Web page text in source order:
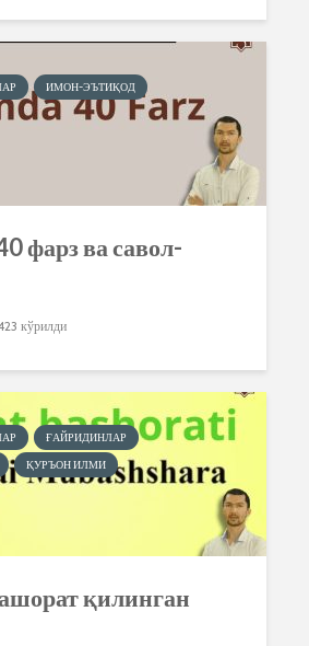
ИМОН-ЭЪТИҚОД
фарз ва савол-
кўрилди
ҒАЙРИДИНЛАР
ҚУРЪОН ИЛМИ
қилинган